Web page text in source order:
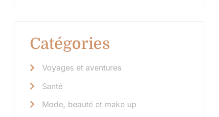
Catégories
Voyages et aventures
Santé
Mode, beauté et make up